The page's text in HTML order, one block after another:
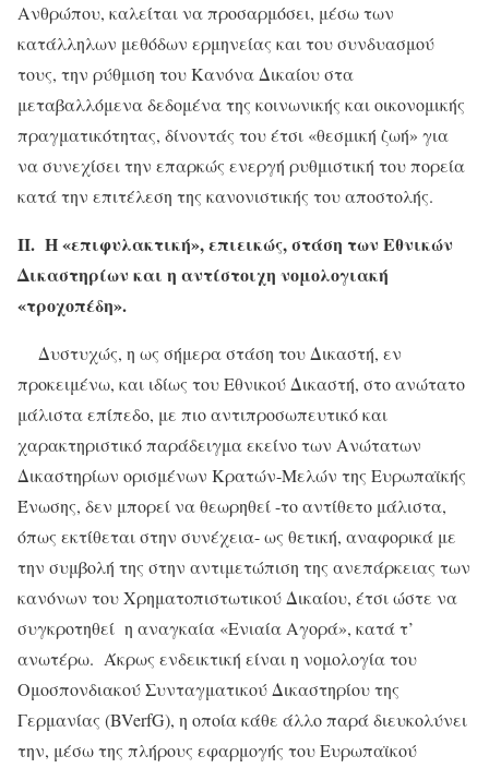
Ανθρώπου, καλείται να προσαρμόσει, μέσω των
κατάλληλων μεθόδων ερμηνείας και του συνδυασμού
τους, την ρύθμιση του Κανόνα Δικαίου στα
μεταβαλλόμενα δεδομένα της κοινωνικής και οικονομικής
πραγματικότητας, δίνοντάς του έτσι «θεσμική ζωή» για
να συνεχίσει την επαρκώς ενεργή ρυθμιστική του πορεία
κατά την επιτέλεση της κανονιστικής του αποστολής.
ΙΙ. Η «επιφυλακτική», επιεικώς, στάση των Εθνικών
Δικαστηρίων και η αντίστοιχη νομολογιακή
«τροχοπέδη».
Δυστυχώς, η ως σήμερα στάση του Δικαστή, εν
προκειμένω, και ιδίως του Εθνικού Δικαστή, στο ανώτατο
μάλιστα επίπεδο, με πιο αντιπροσωπευτικό και
χαρακτηριστικό παράδειγμα εκείνο των Ανώτατων
Δικαστηρίων ορισμένων Κρατών-Μελών της Ευρωπαϊκής
Ένωσης, δεν μπορεί να θεωρηθεί -το αντίθετο μάλιστα,
όπως εκτίθεται στην συνέχεια- ως θετική, αναφορικά με
την συμβολή της στην αντιμετώπιση της ανεπάρκειας των
κανόνων του Χρηματοπιστωτικού Δικαίου, έτσι ώστε να
συγκροτηθεί η αναγκαία «Ενιαία Αγορά», κατά τ’
ανωτέρω. Άκρως ενδεικτική είναι η νομολογία του
Ομοσπονδιακού Συνταγματικού Δικαστηρίου της
Γερμανίας (BVerfG), η οποία κάθε άλλο παρά διευκολύνει
την, μέσω της πλήρους εφαρμογής του Ευρωπαϊκού